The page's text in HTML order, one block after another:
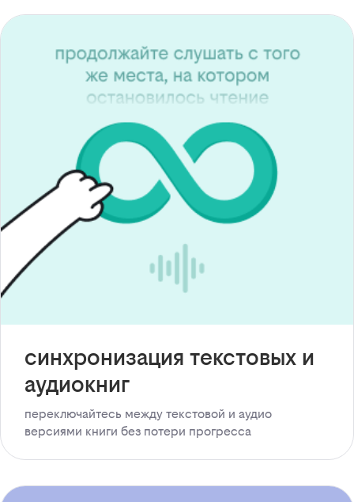
синхронизация текстовых и
аудиокниг
переключайтесь между текстовой и аудио
версиями книги без потери прогресса